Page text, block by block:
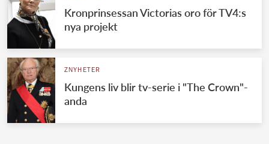
Svenska kungahuset
Brittiska kungahuset
Danska kungahuset
REDAKTION
Kronprinsessan Victorias oro för TV4:s
nya projekt
ZNYHETER
Kungens liv blir tv-serie i "The Crown"-
anda